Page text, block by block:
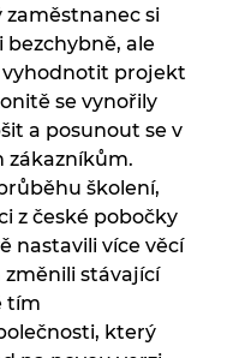
zaměstnanec si
bezchybně, ale
projekt
se vynořily
a posunout se v
zákazníkům.
školení,
z české pobočky
nastavili více věcí
změnili stávající
tím
který